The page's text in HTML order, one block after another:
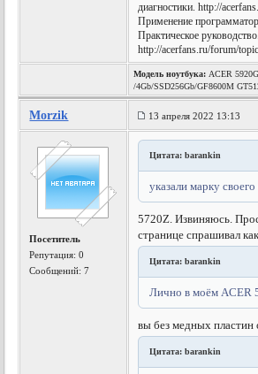
диагностики. http://
Применение
Практическое руководство.
http://acerfans.ru/forum/
Модель ноутбука: ACER
/4Gb/SSD256Gb/GF8600M
Morzik 13 апреля 2022 13:13
Посетитель
Репутация:0
Сообщений: 7
Цитата: barankin
указали марку
5720Z. Извиняюсь.
странице спрашивал
Цитата: barankin
Лично в моём ACER
вы без медных пластин
Цитата: barankin